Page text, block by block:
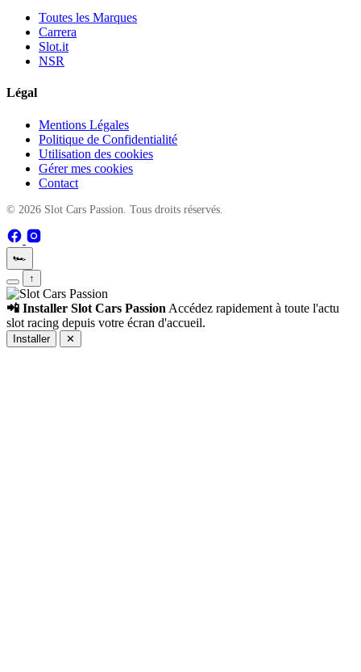
Toutes les Marques
Carrera
Slot.it
NSR
Légal
Mentions Légales
Politique de Confidentialité
Utilisation des cookies
Gérer mes cookies
Contact
© 2026 Slot Cars Passion. Tous droits réservés.
🏎️
↑
📲 Installer Slot Cars Passion Accédez rapidement à toute l'actu
slot racing depuis votre écran d'accueil.
Installer ✕